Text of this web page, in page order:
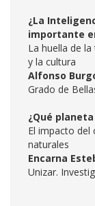
¿La
importante
La huella de
y la cultura
Alfonso
Grado de
¿Qué
El impacto del
naturales
Encarna
Unizar.